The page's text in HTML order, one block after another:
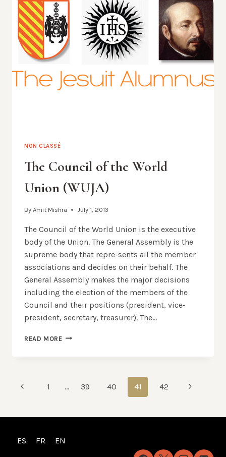
D’ÉTUDIANTS
ENTRE
LE
BURUNDI
ET
L’INDE
NON CLASSÉ
The Council of the World
Union (WUJA)
By Amit Mishra July 1, 2013
The Council of the World Union is the executive
body of the Union. The General Assembly is the
supreme body that repre-sents all the member
associations and decides on their behalf. The
General Assembly makes the major decisions
including the election of the members of the
Council and their positions (president, vice-
president, secretary, treasurer). The…
READ MORETHE
UNION
Page
Previous1 … 39 40 41 42
Next
ES FR EN